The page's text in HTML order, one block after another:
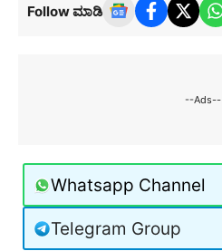
Follow ಮಾಡಿ
--Ads--
Whatsapp Channel
Telegram Group